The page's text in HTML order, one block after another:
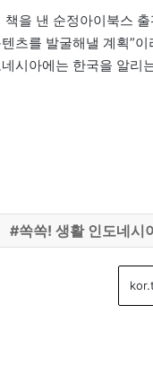
책을 낸 순정아이북스
츠를 발굴해낼 계획”
시아에는 한국을 알리
쏙쏙! 생활 인도네시